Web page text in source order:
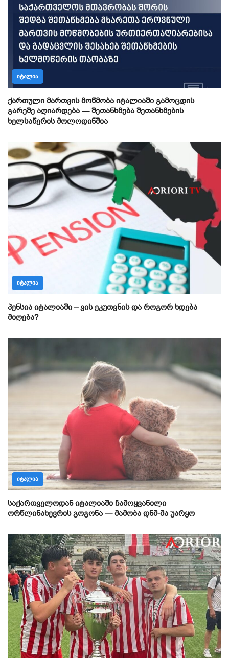
ᲘᲢᲐᲚᲘᲐ
ქართული მართვის მოწმობა იტალიაში გამოცდის
გარეშე აღიარდება — შეთანხმება შეთანხმების
ხელსაწერის მოლოდინშია
ᲘᲢᲐᲚᲘᲐ
პენსია იტალიაში – ვის ეკუთვნის და როგორ ხდება
მიღება?
ᲘᲢᲐᲚᲘᲐ
საქართველოდან იტალიაში ჩამოყვანილი
ორწლინახევრის გოგონა — მამობა დნმ-მა უარყო